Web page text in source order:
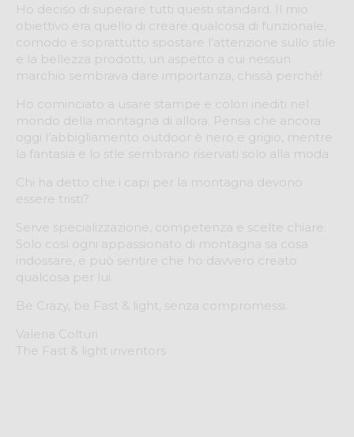
Ho deciso di superare tutti questi standard. Il mio
obiettivo era quello di creare qualcosa di funzionale,
comodo e soprattutto spostare l’attenzione sullo stile
e la bellezza prodotti, un aspetto a cui nessun
marchio sembrava dare importanza, chissà perché!
Ho cominciato a usare stampe e colori inediti nel
mondo della montagna di allora. Pensa che ancora
oggi l’abbigliamento outdoor è nero e grigio, mentre
la fantasia e lo stle sembrano riservati solo alla moda.
Chi ha detto che i capi per la montagna devono
essere tristi?
Serve specializzazione, competenza e scelte chiare.
Solo così ogni appassionato di montagna sa cosa
indossare, e può sentire che ho davvero creato
qualcosa per lui.
Be Crazy, be Fast & light, senza compromessi.
Valeria Colturi
The Fast & light inventors